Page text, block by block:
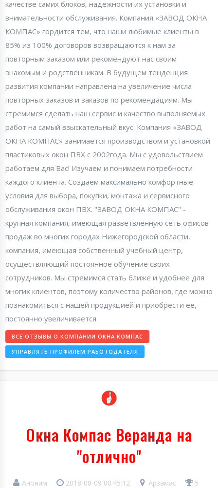
качестве самих блоков, надежности их установки и
внимательности обслуживания. Компания «ЗАВОД ОКНА
КОМПАС» гордится тем, что наши любимые клиенты в
85% из 100% договоров возвращаются к нам за
повторным заказом или рекомендуют нас своим
знакомым и родственникам. В будущем тенденция
развития компании направлена на увеличение числа
повторных заказов и заказов по рекомендациям. Мы
стремимся сделать наш сервис и качество выполняемых
работ на самый взыскательный вкус. Компания «ЗАВОД
ОКНА КОМПАС» занимается производством и установкой
пластиковых окон ПВХ с 2002года. Мы с удовольствием
работаем для Вас! Изучаем и понимаем потребности
каждого клиента. Создаем максимально комфортные
условия для выбора, покупки, монтажа и сервисного
обслуживания окон ПВХ. "ЗАВОД ОКНА КОМПАС" -
крупная компания, имеющая разветвленную сеть офисов
продаж во многих городах Нижегородской области,
компания, имеющая собственный учебный центр,
осуществляющий постоянное обучение своих
сотрудников. Мы стремимся стать ближе и удобнее для
многих клиентов, поэтому количество районов, где можно
познакомиться с нашей продукцией и приобрести ее,
постоянно увеличивается.
ВСЕ ОТЗЫВЫ О КОМПАНИИ ОКНА КОМПАС
УПРАВЛЯТЬ ПРОФИЛЕМ РАБОТОДАТЕЛЯ
Окна Компас Веранда на
"отлично"
Аноним 2018-08-09 00:45:12 Арзамас
5